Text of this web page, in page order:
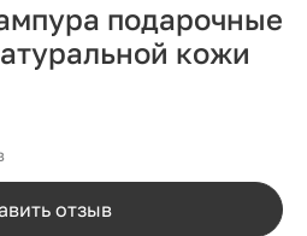
подарочные
кожи
отзыв